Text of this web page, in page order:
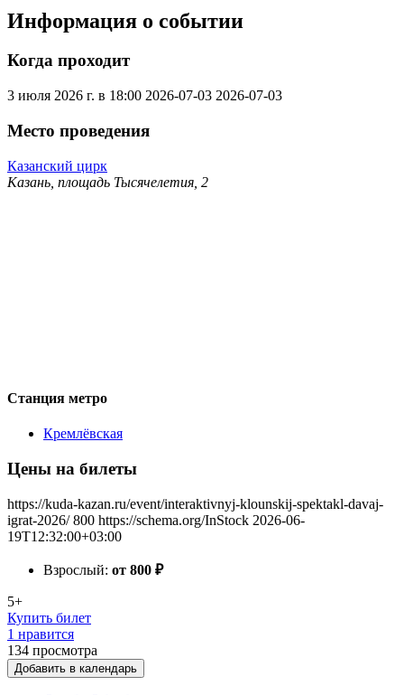
Информация о событии
Когда проходит
3 июля 2026 г. в 18:00 2026-07-03 2026-07-03
Место проведения
Казанский цирк
Казань, площадь Тысячелетия, 2
Станция метро
Кремлёвская
Цены на билеты
https://kuda-kazan.ru/event/interaktivnyj-klounskij-spektakl-davaj-
igrat-2026/ 800 https://schema.org/InStock 2026-06-
19T12:32:00+03:00
Взрослый: от 800 ₽
5+
Купить билет
1 нравится
134 просмотра
Добавить в календарь